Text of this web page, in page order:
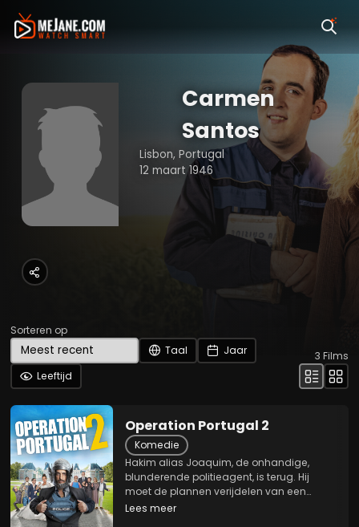
Carmen
Santos
Lisbon, Portugal
12 maart 1946
Sorteren op
Taal
Jaar
Leeftijd
3 Films
Operation Portugal 2
Komedie
Hakim alias Joaquim, de onhandige,
blunderende politieagent, is terug. Hij
moet de plannen verijdelen van een
corrupte projectontwikkelaar: de graaf
Lees meer